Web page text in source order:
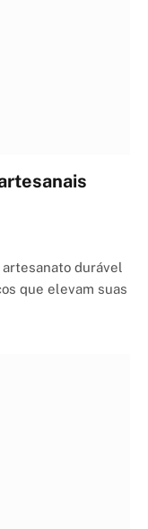
durável
que elevam suas